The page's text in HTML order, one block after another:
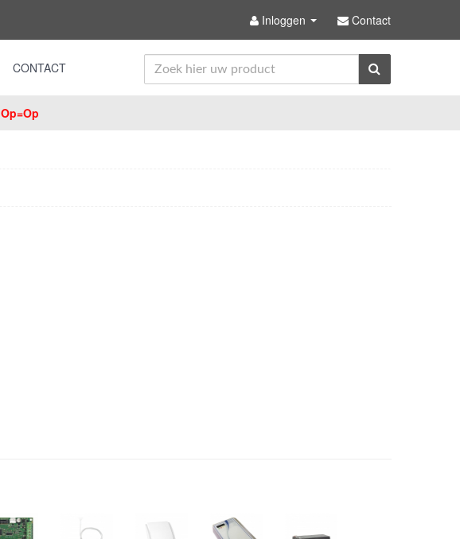
Inloggen Contact
CONTACT
Op=Op